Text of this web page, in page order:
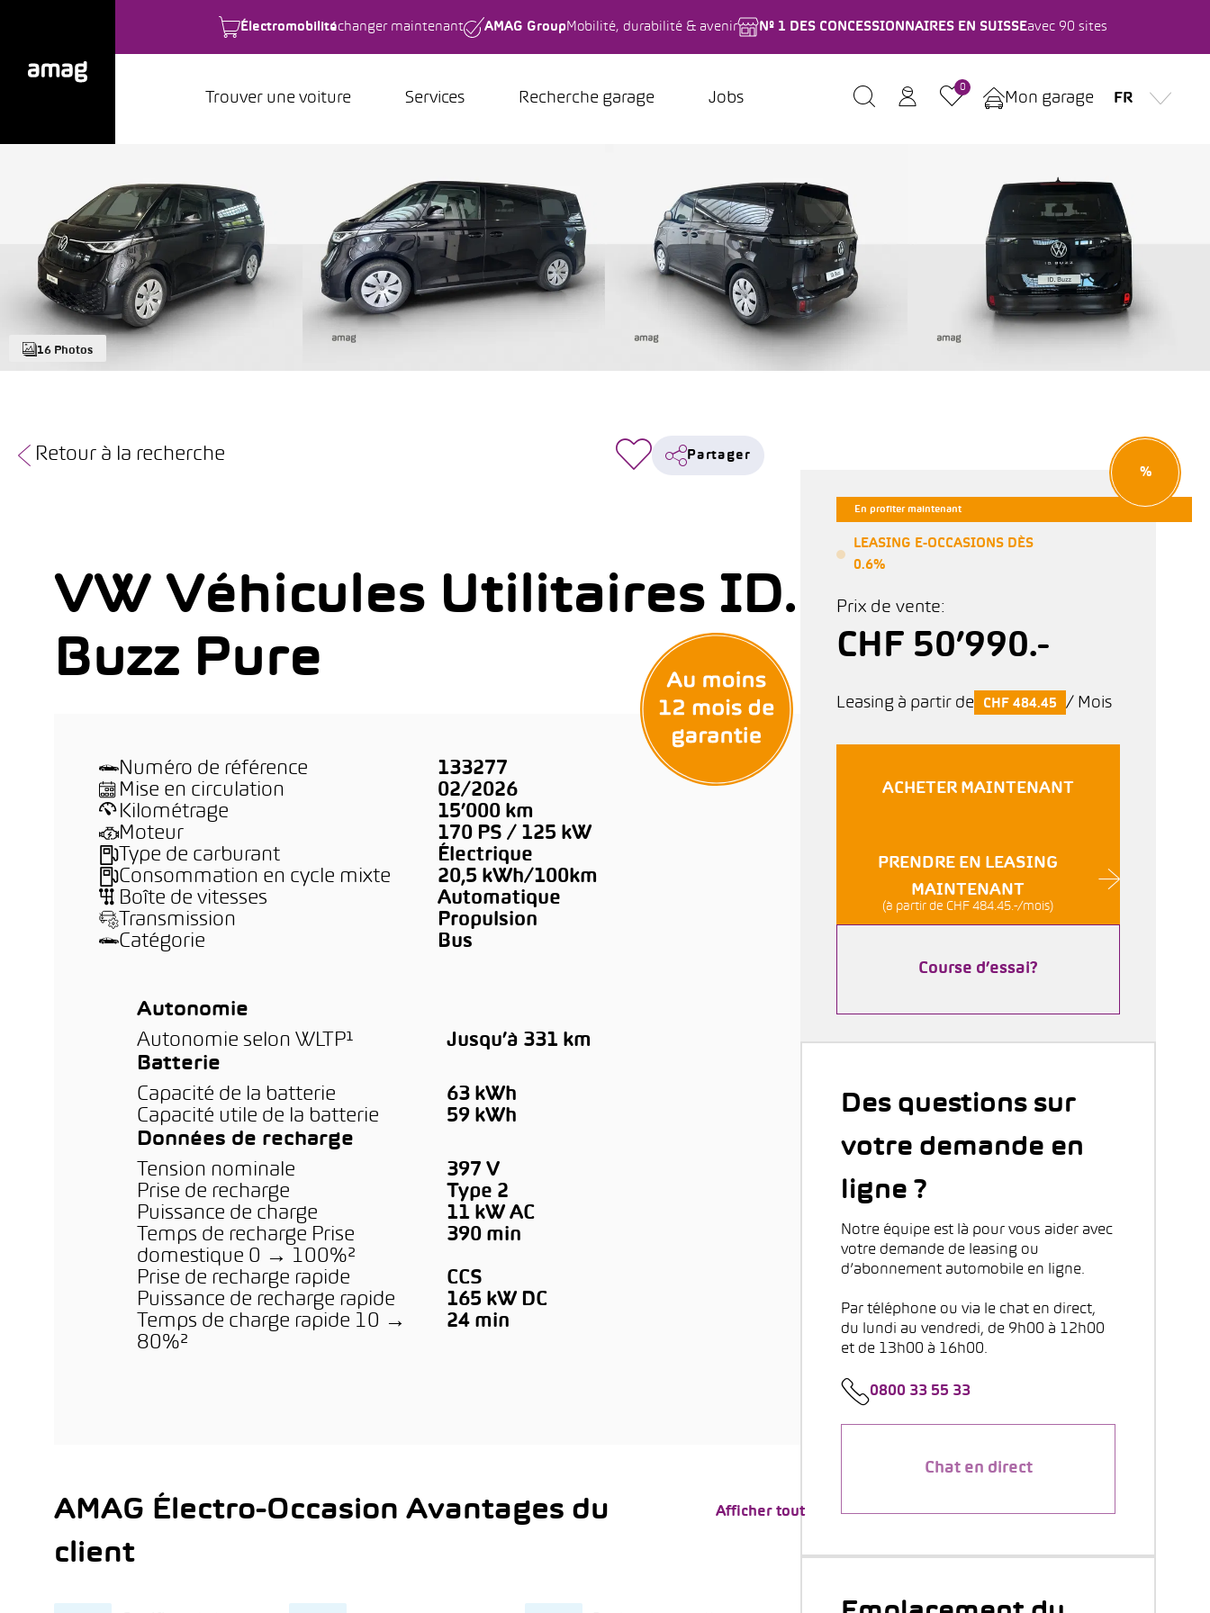
Électromobilitéchanger maintenant AMAG Group Mobilité, durabilité & avenir Nº 1 DES CONCESSIONNAIRES EN SUISSEavec 90 sites
Trouver une voiture Services Recherche garage Jobs
0
Mon garage FR
16 Photos
Retour à la recherche Partager
VW Véhicules Utilitaires ID.
Buzz Pure
Numéro de référence
133277
Mise en circulation
02/2026
Kilométrage
15’000 km
Moteur
170 PS / 125 kW
Type de carburant
Électrique
Consommation en cycle mixte
20,5 kWh/100km
Boîte de vitesses
Automatique
Transmission
Propulsion
Catégorie
Bus
Autonomie
Autonomie selon WLTP¹
Jusqu’à 331 km
Batterie
Capacité de la batterie
63 kWh
Capacité utile de la batterie
59 kWh
Données de recharge
Tension nominale
397 V
Prise de recharge
Type 2
Puissance de charge
11 kW AC
Temps de recharge Prise
domestique 0 → 100%²
390 min
Prise de recharge rapide
CCS
Puissance de recharge rapide
165 kW DC
Temps de charge rapide 10 →
80%²
24 min
AMAG Électro-Occasion Avantages du
client
Afficher tout
En profiter maintenant
%
LEASING E-OCCASIONS DÈS
0.6%
Prix de vente:
CHF 50’990.-
Leasing à partir de CHF 484.45 / Mois
ACHETER MAINTENANT
PRENDRE EN LEASING
MAINTENANT
(à partir de CHF 484.45.-/mois)
Course d’essai?
Des questions sur
votre demande en
ligne ?
Notre équipe est là pour vous aider avec
votre demande de leasing ou
d’abonnement automobile en ligne.
Par téléphone ou via le chat en direct,
du lundi au vendredi, de 9h00 à 12h00
et de 13h00 à 16h00.
0800 33 55 33
Chat en direct